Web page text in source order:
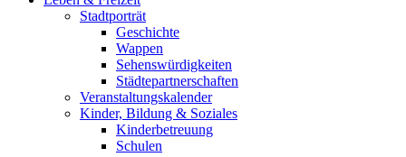
Stadtporträt
Geschichte
Wappen
Sehenswürdigkeiten
Städtepartnerschaften
Veranstaltungskalender
Kinder, Bildung & Soziales
Kinderbetreuung
Schulen